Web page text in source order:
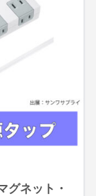
グネット・